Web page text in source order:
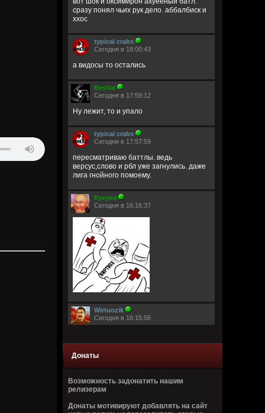
сразу понял чьих рук дело. аббалбиск и
ххос
typical crabs
Сегодня в 18:00:43
а видосы то остались
Bestial
Сегодня в 17:59:12
Ну лежит, то и упало
typical crabs
Сегодня в 17:57:59
пересматриваю баттлы. ведь
версус,слово и рбл уже загнулись. даже
лига гнойного помоему.
Кукуня
Сегодня в 16:16:37
Wirtuozik
Сегодня в 16:15:56
Странно, в моем детстве я думал ей
столько же. Получается она и не стареет
даже, ей все время 60
Кукуня
Сегодня в 16:15:29
Донаты
Возможность задонатить нашим
релизерам
Донаты мотивируют добавлять на сайт